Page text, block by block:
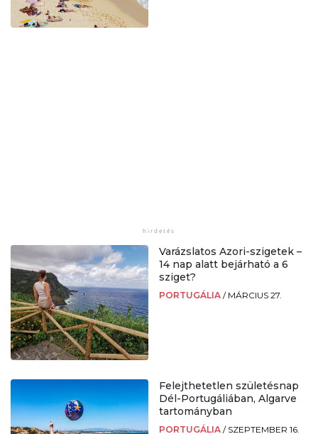
Varázslatos Azori-szigetek –
14 nap alatt bejárható a 6
sziget?
PORTUGÁLIA / MÁRCIUS 27.
Felejthetetlen születésnap
Dél-Portugáliában, Algarve
tartományban
PORTUGÁLIA / SZEPTEMBER 16.